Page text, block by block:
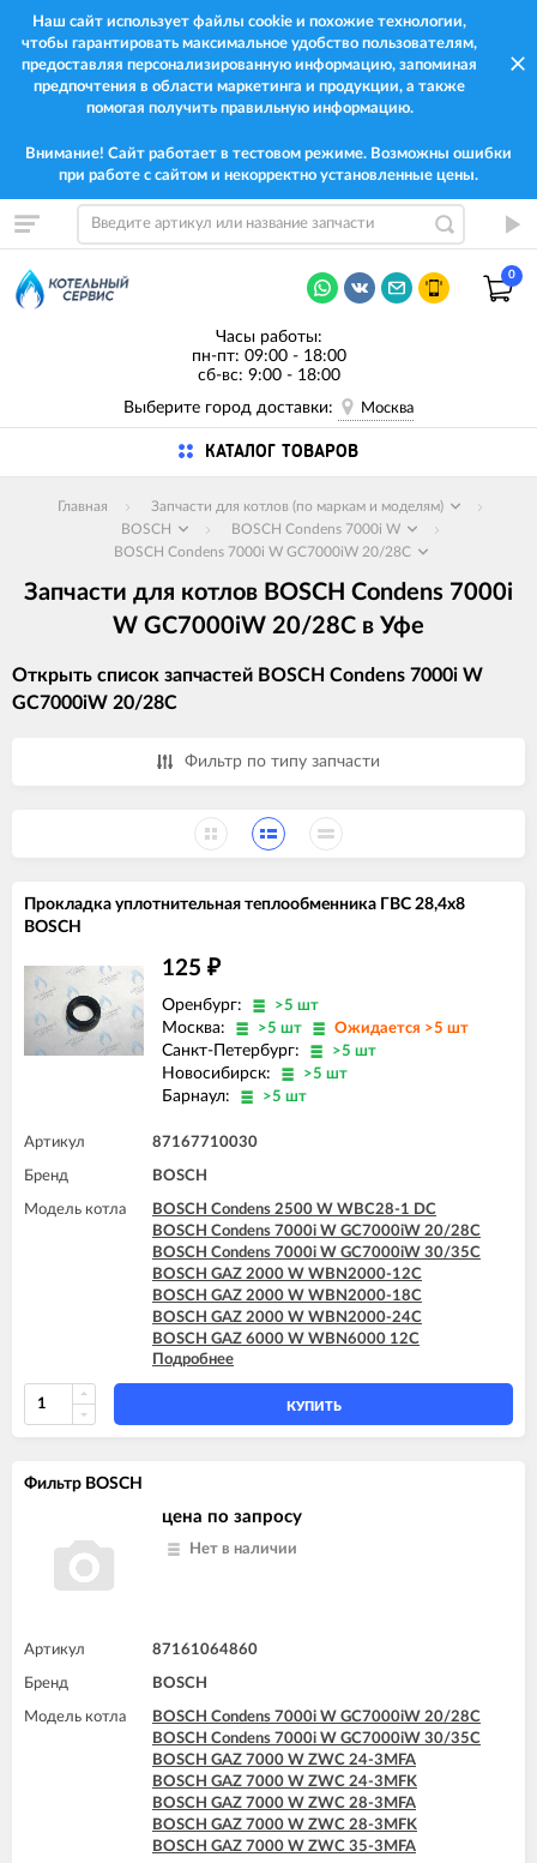
Наш сайт использует файлы cookie и похожие технологии,
чтобы гарантировать максимальное удобство пользователям,
предоставляя персонализированную информацию, запоминая
предпочтения в области маркетинга и продукции, а также
помогая получить правильную информацию.
Внимание! Сайт работает в тестовом режиме. Возможны ошибки
при работе с сайтом и некорректно установленные цены.
0
Часы работы:
пн-пт: 09:00 - 18:00
сб-вс: 9:00 - 18:00
Выберите город доставки:
Москва
КАТАЛОГ ТОВАРОВ
Главная
Запчасти для котлов (по маркам и моделям)
BOSCH
BOSCH Condens 7000i W
BOSCH Condens 7000i W GC7000iW 20/28C
Запчасти для котлов BOSCH Condens 7000i
W GC7000iW 20/28C в Уфе
Открыть список запчастей BOSCH Condens 7000i W
GC7000iW 20/28C
Фильтр по типу запчасти
Прокладка уплотнительная теплообменника ГВС 28,4x8
BOSCH
125 ₽
Оренбург: >5 шт
Москва: >5 шт Ожидается >5 шт
Санкт-Петербург: >5 шт
Новосибирск: >5 шт
Барнаул: >5 шт
Артикул 87167710030
Бренд BOSCH
Модель котла
BOSCH Condens 2500 W WBC28-1 DC
BOSCH Condens 7000i W GC7000iW 20/28C
BOSCH Condens 7000i W GC7000iW 30/35C
BOSCH GAZ 2000 W WBN2000-12C
BOSCH GAZ 2000 W WBN2000-18C
BOSCH GAZ 2000 W WBN2000-24C
BOSCH GAZ 6000 W WBN6000 12C
BOSCH GAZ 6000 W WBN6000 18C
BOSCH GAZ 6000 W WBN6000 24C
BOSCH GAZ 6000 W WBN6000 28C
BOSCH GAZ 6000 W WBN6000 35C
BOSCH GAZ 7000 W ZWC 28-3MFK
Подробнее
КУПИТЬ
Фильтр BOSCH
цена по запросу
Нет в наличии
Артикул 87161064860
Бренд BOSCH
Модель котла
BOSCH Condens 7000i W GC7000iW 20/28C
BOSCH Condens 7000i W GC7000iW 30/35C
BOSCH GAZ 7000 W ZWC 24-3MFA
BOSCH GAZ 7000 W ZWC 24-3MFK
BOSCH GAZ 7000 W ZWC 28-3MFA
BOSCH GAZ 7000 W ZWC 28-3MFK
BOSCH GAZ 7000 W ZWC 35-3MFA